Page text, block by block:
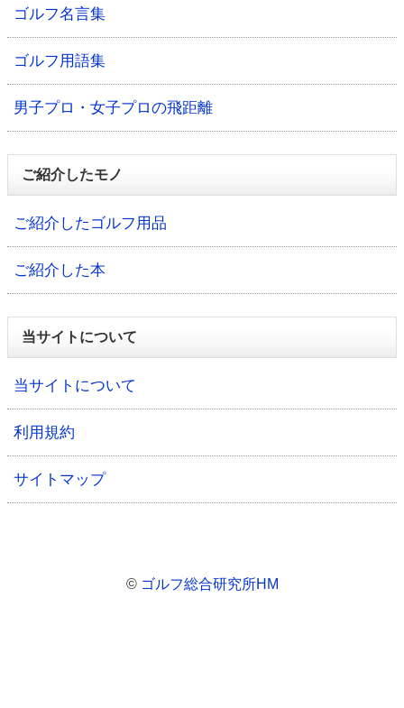
ゴルフ名言集
ゴルフ用語集
男子プロ・女子プロの飛距離
ご紹介したモノ
ご紹介したゴルフ用品
ご紹介した本
当サイトについて
当サイトについて
利用規約
サイトマップ
© ゴルフ総合研究所HM